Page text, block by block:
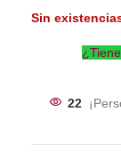
Sin
22